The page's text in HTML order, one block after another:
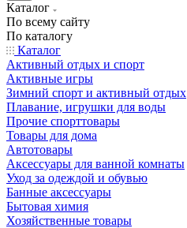
Каталог
По всему сайту
По каталогу
Каталог
Активный отдых и спорт
Активные игры
Зимний спорт и активный отдых
Плавание, игрушки для воды
Прочие спорттовары
Товары для дома
Автотовары
Аксессуары для ванной комнаты
Уход за одеждой и обувью
Банные аксессуары
Бытовая химия
Хозяйственные товары